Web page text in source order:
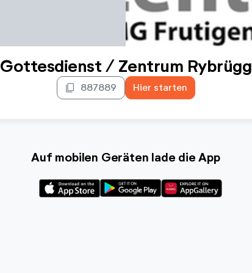
Gottesdienst / Zentrum Rybrügg
content_copy 887889 Hier starten
Auf mobilen Geräten lade die App